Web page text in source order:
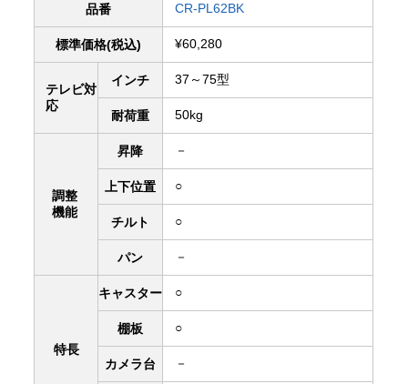
品番 CR-PL62BK
標準価格(税込) ¥60,280
テレビ対
応
インチ 37～75型
耐荷重 50kg
調整
機能
昇降 －
上下位置 ○
チルト ○
パン －
特長
キャスター ○
棚板 ○
カメラ台 －